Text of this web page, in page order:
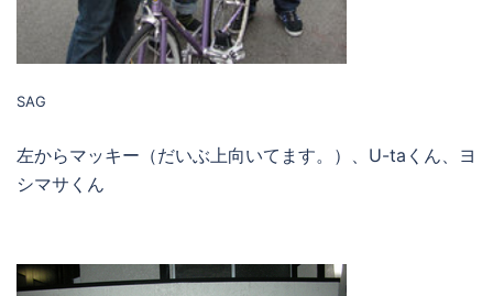
SAG
左からマッキー（だいぶ上向いてます。）、U-taくん、ヨ
シマサくん